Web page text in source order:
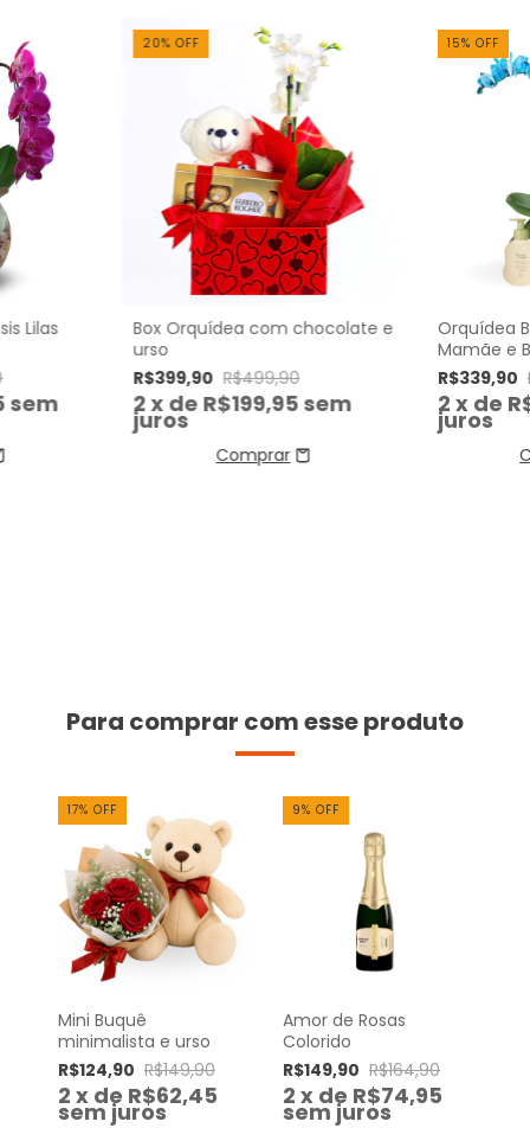
Lilas
sem
20%OFF
Box Orquídea com chocolate e
urso
R$399,90 R$499,90
2x de R$199,95 sem
juros
15%OFF
Orquídea
Mamãe e
R$339,90
2 x de
juros
Para comprar com esse produto
17% OFF
Mini Buquê
minimalista e urso
R$124,90 R$149,90
2 x de R$62,45
sem juros
9% OFF
Amor de Rosas
Colorido
R$149,90 R$164,90
2 x de R$74,95
sem juros